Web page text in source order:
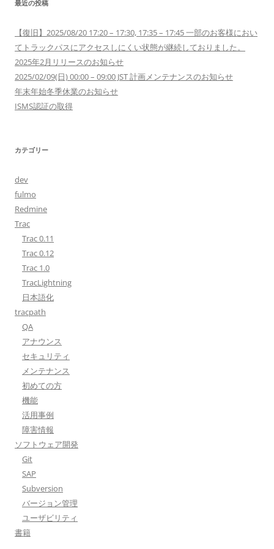
最近の投稿
【復旧】2025/08/20 17:20 – 17:30, 17:35 – 17:45 一部のお客様におい
てトラックパスにアクセスしにくい状態が継続しておりました。
2025年2月リリースのお知らせ
2025/02/09(日) 00:00 – 09:00 JST 計画メンテナンスのお知らせ
年末年始冬季休業のお知らせ
ISMS認証の取得
カテゴリー
dev
fulmo
Redmine
Trac
Trac 0.11
Trac 0.12
Trac 1.0
TracLightning
日本語化
tracpath
QA
アナウンス
セキュリティ
メンテナンス
初めての方
機能
活用事例
障害情報
ソフトウェア開発
Git
SAP
Subversion
バージョン管理
ユーザビリティ
書籍